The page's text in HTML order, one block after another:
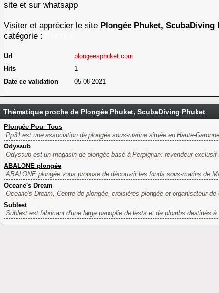
site et sur whatsapp
Visiter et apprécier le site Plongée Phuket, ScubaDiving
catégorie :
Url
plongeesphuket.com
Hits
1
Date de validation
05-08-2021
Thématique proche de Plongée Phuket, ScubaDiving Phuket
Plongée Pour Tous
Pp31 est une association de plongée sous-marine située en Haute-
Odyssub
Odyssub est un magasin de plongée basé à Perpignan: revendeur
ABALONE plongée
ABALONE plongée vous propose de découvrir les fonds sous-marins de
Oceane's Dream
Oceane's Dream, Centre de plongée, croisières plongée et organisateur
Sublest
Sublest est fabricant d'une large panoplie de lests et de plombs destinés à